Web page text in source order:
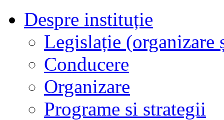
Despre instituție
Legislație
Conducere
Organizare
Programe si strategii